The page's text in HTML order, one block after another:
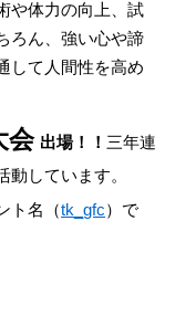
や体力の向上、試
ろん、強い心や諦
して人間性を高め
会 出場！！ 三年連
しています。
ト名（tk_gfc）で